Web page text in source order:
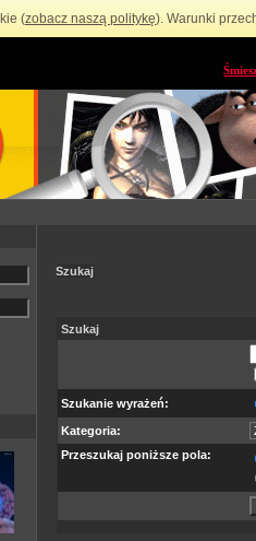
(zobacz naszą politykę). Warunki
Szukaj
Szukaj
Szukanie wyrażeń:
Kategoria:
Przeszukaj poniższe pola: